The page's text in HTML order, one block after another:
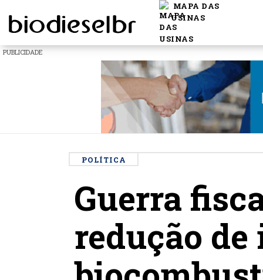
MAPA DAS
USINAS
PUBLICIDADE
POLÍTICA
Guerra
redução